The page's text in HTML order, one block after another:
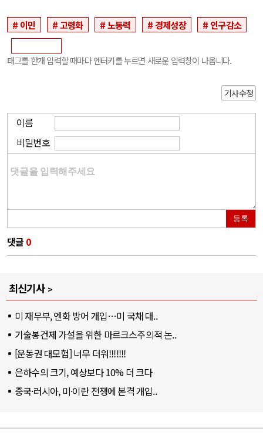
이민 고령화 노동력 경제성장 인구감소
태그를 한개 입력할 때마다 엔터키를 누르면 새로운 입력창이 나옵니다.
기사수정
이름
비밀번호
등록
댓글 0
최신기사
미 재무부, 엔화 방어 개입…미 국채 대..
기술봉건제 가설을 위한 마르크스주의적 논..
[운동권 대모험] 너무 더워!!!!!!!
은하수의 크기, 예상보다 10% 더 크다
중국·러시아, 미·이란 전쟁에 본격 개입..